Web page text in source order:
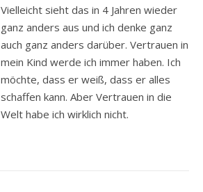
Vielleicht sieht das in 4 Jahren wieder
ganz anders aus und ich denke ganz
auch ganz anders darüber. Vertrauen in
mein Kind werde ich immer haben. Ich
möchte, dass er weiß, dass er alles
schaffen kann. Aber Vertrauen in die
Welt habe ich wirklich nicht.